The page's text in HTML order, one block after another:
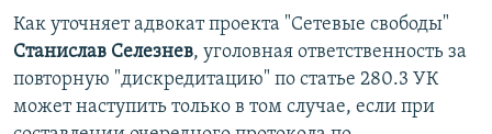
Как уточняет адвокат проекта "Сетевые свободы"
Станислав Селезнев, уголовная ответственность за
повторную "дискредитацию" по статье 280.3 УК
может наступить только в том случае, если при